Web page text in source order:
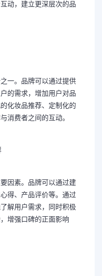
动，建立更深层次的品
一。品牌可以通过提供
的需求，增加用户对品
化妆品推荐、定制化的
消费者之间的互动。
因素。品牌可以通过建
得、产品评价等。通过
解用户需求，同时积极
增强口碑的正面影响